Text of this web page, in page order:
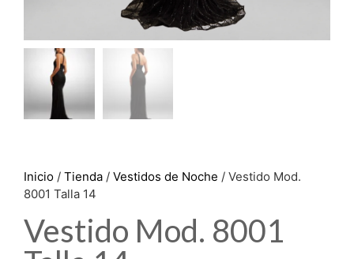
Inicio / Tienda / Vestidos de Noche / Vestido Mod.
8001 Talla 14
Vestido Mod. 8001